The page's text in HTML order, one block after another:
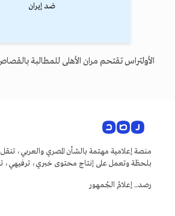
ضد إيران
الأولتراس تقتحم مران الأهلى للمطالبة
منصة إعلامية مهتمة بالشأن المصري والعربي،
بلحظة وتعمل على إنتاج محتوى خبري، ترفيهي،
رصد.. إعلامُ الجُمهور